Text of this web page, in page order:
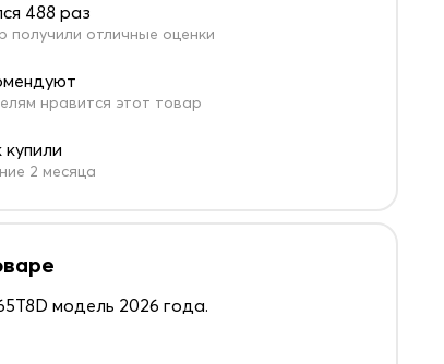
488 раз
получили отличные оценки
нравится этот товар
купили
2 месяца
модель 2026 года.